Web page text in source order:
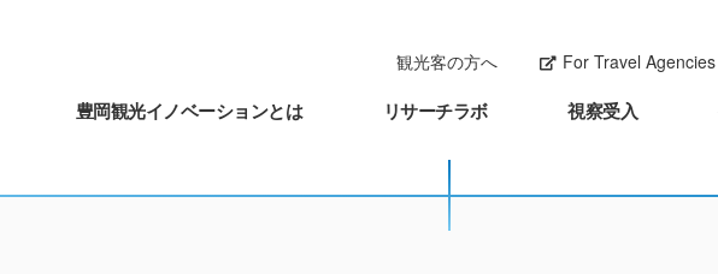
観光客の方へ For Travel
豊岡観光イノベーションとは リサーチラボ 視察受入